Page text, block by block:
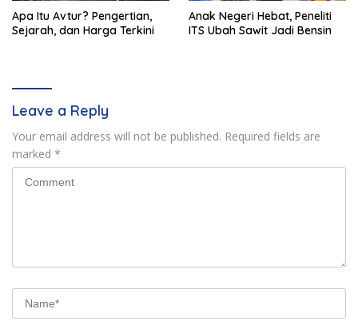
Apa Itu Avtur? Pengertian,
Sejarah, dan Harga Terkini
Anak Negeri Hebat, Peneliti
ITS Ubah Sawit Jadi Bensin
Leave a Reply
Your email address will not be published. Required fields are
marked *